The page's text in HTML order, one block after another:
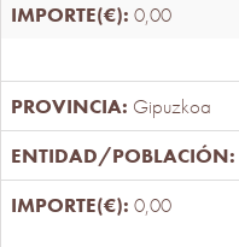
0,00
Gipuzkoa
0,00